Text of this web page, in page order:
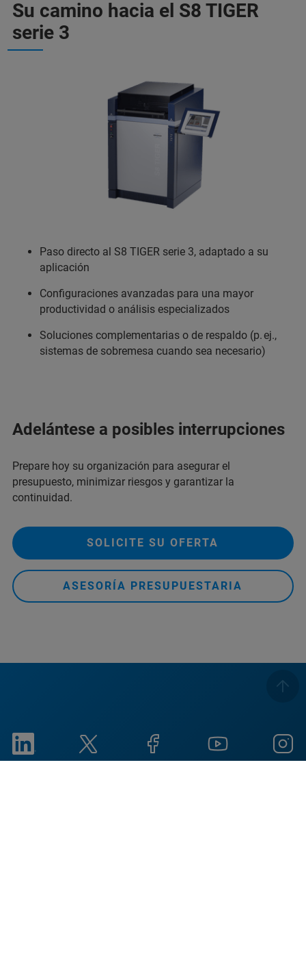
Su camino hacia el S8 TIGER
serie 3
Paso directo al S8 TIGER serie 3, adaptado a su
aplicación
Configuraciones avanzadas para una mayor
productividad o análisis especializados
Soluciones complementarias o de respaldo (p. ej.,
sistemas de sobremesa cuando sea necesario)
Adelántese a posibles interrupciones
Prepare hoy su organización para asegurar el
presupuesto, minimizar riesgos y garantizar la
continuidad.
SOLICITE SU OFERTA
ASESORÍA PRESUPUESTARIA